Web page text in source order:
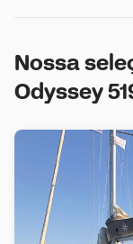
Nossa
Odyssey